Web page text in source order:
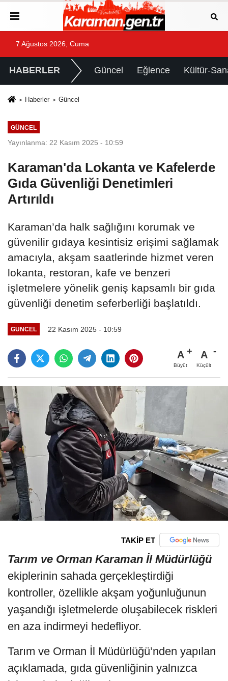
7 Ağustos 2026, Cuma
HABERLER Güncel Eğlence Kültür-
Haberler Güncel
GÜNCEL
Yayınlanma: 22 Kasım 2025 - 10:59
Karaman'da Lokanta ve Kafelerde
Gıda Güvenliği Denetimleri
Artırıldı
Karaman’da halk sağlığını korumak ve
güvenilir gıdaya kesintisiz erişimi sağlamak
amacıyla, akşam saatlerinde hizmet veren
lokanta, restoran, kafe ve benzeri
işletmelere yönelik geniş kapsamlı bir gıda
güvenliği denetim seferberliği başlatıldı.
GÜNCEL 22 Kasım 2025 - 10:59
A
Büyüt
A
Küçült
TAKİP ET
Tarım ve Orman Karaman İl Müdürlüğü
ekiplerinin sahada gerçekleştirdiği
kontroller, özellikle akşam yoğunluğunun
yaşandığı işletmelerde oluşabilecek riskleri
en aza indirmeyi hedefliyor.
Tarım ve Orman İl Müdürlüğü’nden yapılan
açıklamada, gıda güvenliğinin yalnızca